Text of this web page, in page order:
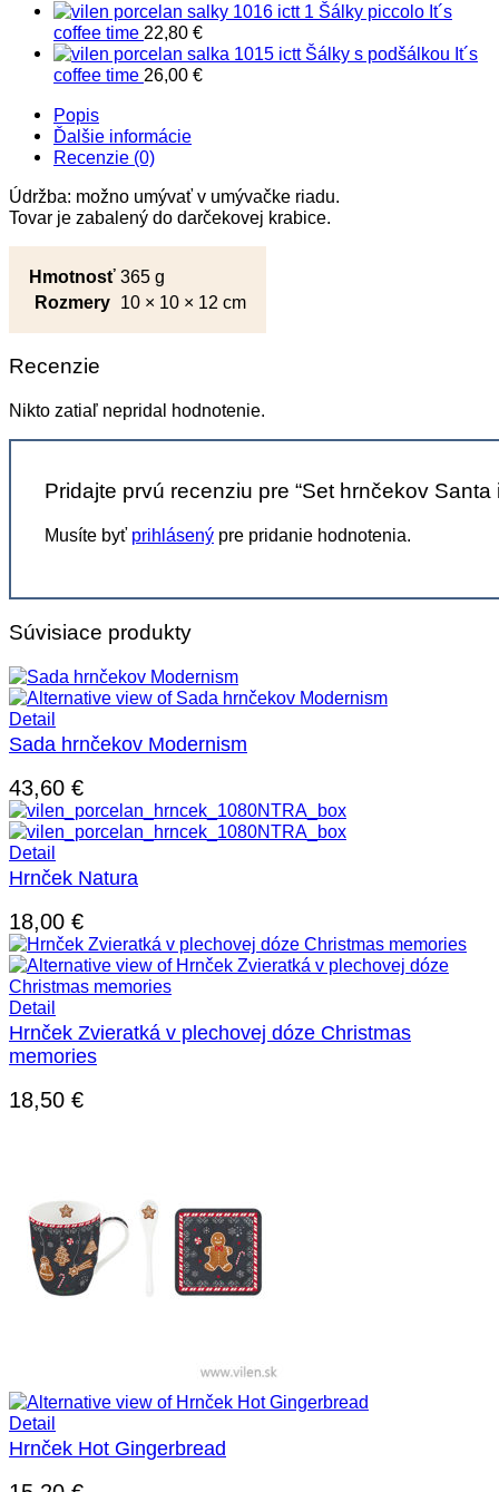
Šálky piccolo It´s
coffee time 22,80 €
Šálky s podšálkou It´s
coffee time 26,00 €
Popis
Ďalšie informácie
Recenzie (0)
Údržba: možno umývať v umývačke riadu.
Tovar je zabalený do darčekovej krabice.
Hmotnosť 365 g
Rozmery 10 × 10 × 12 cm
Recenzie
Nikto zatiaľ nepridal hodnotenie.
Pridajte prvú recenziu pre “Set hrnčekov Santa
Musíte byť prihlásený pre pridanie hodnotenia.
Súvisiace produkty
Detail
Sada hrnčekov Modernism
43,60 €
Detail
Hrnček Natura
18,00 €
Detail
Hrnček Zvieratká v plechovej dóze Christmas
memories
18,50 €
Detail
Hrnček Hot Gingerbread